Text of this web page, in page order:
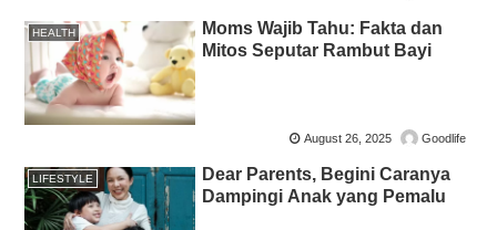
HEALTH
Moms Wajib Tahu: Fakta dan
Mitos Seputar Rambut Bayi
August 26, 2025 Goodlife
LIFESTYLE
Dear Parents, Begini Caranya
Dampingi Anak yang Pemalu